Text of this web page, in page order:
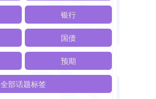
银行
国债
预期
全部话题标签